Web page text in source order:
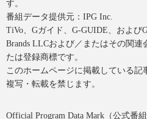
す。
番組データ提供元：IPG Inc.
TiVo、Gガイド、G-GUIDE、および
Brands LLCおよび／またはその関
たは登録商標です。
このホームページに掲載している
複写・転載を禁じます。
Official Program Data Mark（公式番